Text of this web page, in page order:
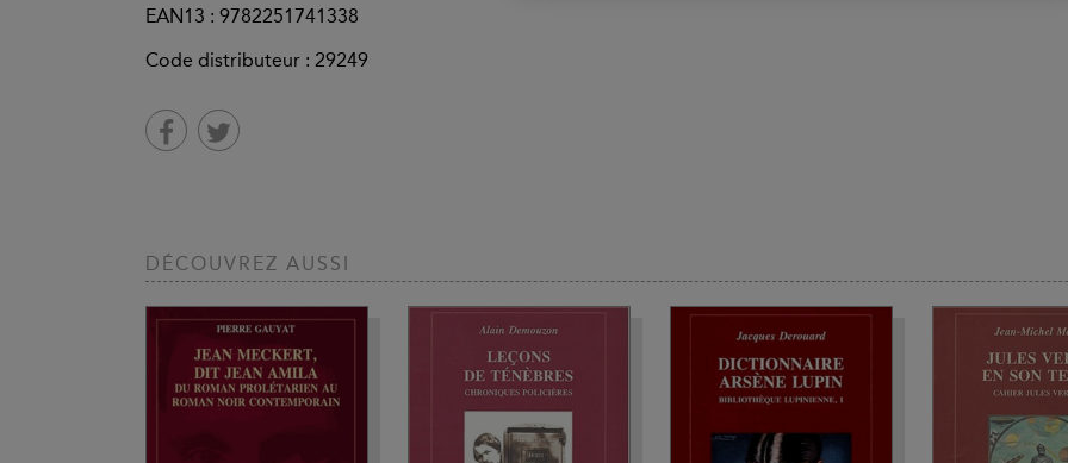
EAN13 : 9782251741338
Code distributeur : 29249
DÉCOUVREZ AUSSI